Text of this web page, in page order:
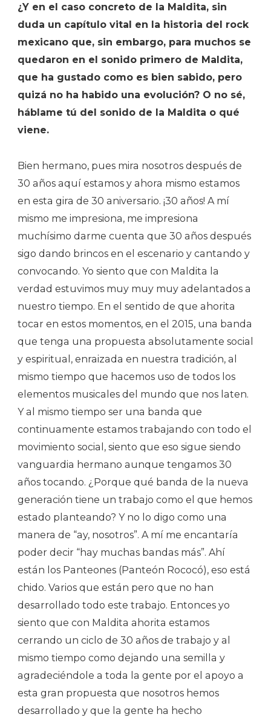
¿Y en el caso concreto de la Maldita, sin
duda un capítulo vital en la historia del rock
mexicano que, sin embargo, para muchos se
quedaron en el sonido primero de Maldita,
que ha gustado como es bien sabido, pero
quizá no ha habido una evolución? O no sé,
háblame tú del sonido de la Maldita o qué
viene.
Bien hermano, pues mira nosotros después de
30 años aquí estamos y ahora mismo estamos
en esta gira de 30 aniversario. ¡30 años! A mí
mismo me impresiona, me impresiona
muchísimo darme cuenta que 30 años después
sigo dando brincos en el escenario y cantando y
convocando. Yo siento que con Maldita la
verdad estuvimos muy muy muy adelantados a
nuestro tiempo. En el sentido de que ahorita
tocar en estos momentos, en el 2015, una banda
que tenga una propuesta absolutamente social
y espiritual, enraizada en nuestra tradición, al
mismo tiempo que hacemos uso de todos los
elementos musicales del mundo que nos laten.
Y al mismo tiempo ser una banda que
continuamente estamos trabajando con todo el
movimiento social, siento que eso sigue siendo
vanguardia hermano aunque tengamos 30
años tocando. ¿Porque qué banda de la nueva
generación tiene un trabajo como el que hemos
estado planteando? Y no lo digo como una
manera de “ay, nosotros”. A mí me encantaría
poder decir “hay muchas bandas más”. Ahí
están los Panteones (Panteón Rococó), eso está
chido. Varios que están pero que no han
desarrollado todo este trabajo. Entonces yo
siento que con Maldita ahorita estamos
cerrando un ciclo de 30 años de trabajo y al
mismo tiempo como dejando una semilla y
agradeciéndole a toda la gente por el apoyo a
esta gran propuesta que nosotros hemos
desarrollado y que la gente ha hecho